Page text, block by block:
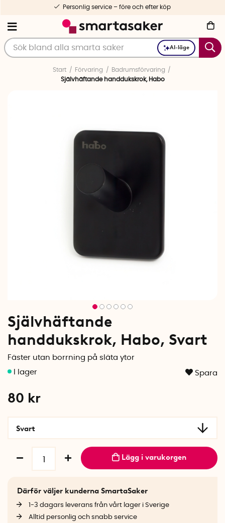
AI-läge
Personlig service – före och efter köp
Start Förvaring
Badrumsförvaring
Självhäftande handdukskrok, Habo
Självhäftande
handdukskrok, Habo, Svart
Fäster utan borrning på släta ytor
Spara
80 kr
Svart
Lägg i varukorgen
Därför väljer kunderna SmartaSaker
1-3 dagars leverans från vårt lager i Sverige
Alltid personlig och snabb service